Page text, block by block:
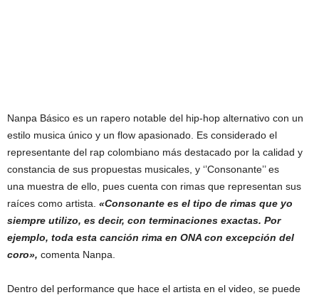
Nanpa Básico es un rapero notable del hip-hop alternativo con un
estilo musica único y un flow apasionado. Es considerado el
representante del rap colombiano más destacado por la calidad y
constancia de sus propuestas musicales, y ‘’Consonante’’ es
una muestra de ello, pues cuenta con rimas que representan sus
raíces como artista. «Consonante es el tipo de rimas que yo
siempre utilizo, es decir, con terminaciones exactas. Por
ejemplo, toda esta canción rima en ONA con excepción del
coro», comenta Nanpa.
Dentro del performance que hace el artista en el video, se puede